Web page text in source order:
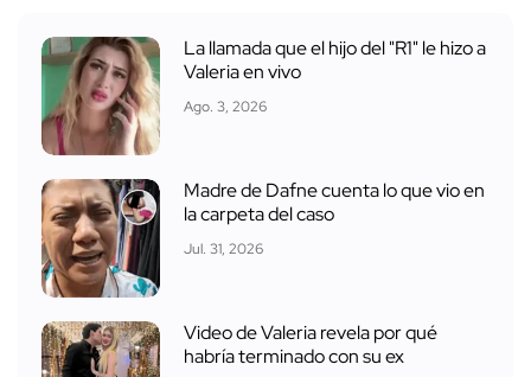
La llamada que el hijo del "R1" le hizo a
Valeria en vivo
Ago. 3, 2026
Madre de Dafne cuenta lo que vio en
la carpeta del caso
Jul. 31, 2026
Video de Valeria revela por qué
habría terminado con su ex